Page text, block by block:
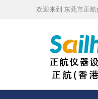
欢迎来到 东莞市正